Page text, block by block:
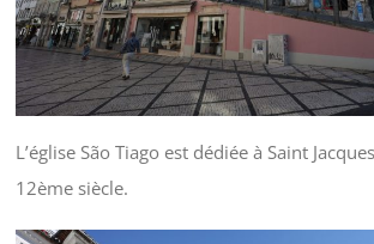
L’église São Tiago est dédiée à Saint
12ème siècle.